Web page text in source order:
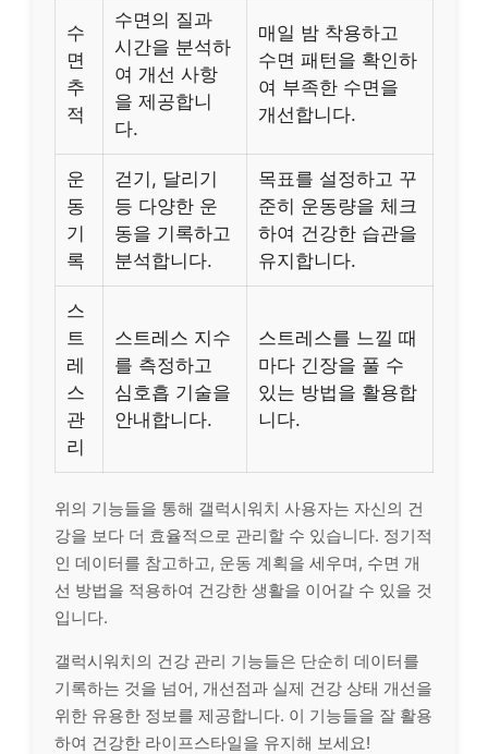
수
면
추
적
수면의 질과
시간을 분석하
여 개선 사항
을 제공합니
다.
매일 밤 착용하고
수면 패턴을 확인하
여 부족한 수면을
개선합니다.
운
동
기
록
걷기, 달리기
등 다양한 운
동을 기록하고
분석합니다.
목표를 설정하고 꾸
준히 운동량을 체크
하여 건강한 습관을
유지합니다.
스
트
레
스
관
리
스트레스 지수
를 측정하고
심호흡 기술을
안내합니다.
스트레스를 느낄 때
마다 긴장을 풀 수
있는 방법을 활용합
니다.
위의 기능들을 통해 갤럭시워치 사용자는 자신의 건
강을 보다 더 효율적으로 관리할 수 있습니다. 정기적
인 데이터를 참고하고, 운동 계획을 세우며, 수면 개
선 방법을 적용하여 건강한 생활을 이어갈 수 있을 것
입니다.
갤럭시워치의 건강 관리 기능들은 단순히 데이터를
기록하는 것을 넘어, 개선점과 실제 건강 상태 개선을
위한 유용한 정보를 제공합니다. 이 기능들을 잘 활용
하여 건강한 라이프스타일을 유지해 보세요!